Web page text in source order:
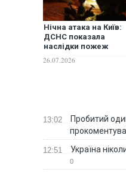
Нічна атака на Київ:
ДСНС показала
наслідки пожеж
столиці
26.07.2026
13:02
Пробитий
12:51 Україна
0